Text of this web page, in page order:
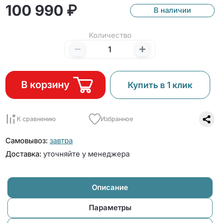
100 990 ₽ В наличии
Количество
В корзину Купить в 1 клик
К сравнению Избранное
Самовывоз: завтра
Доставка: уточняйте у менеджера
Описание
Параметры